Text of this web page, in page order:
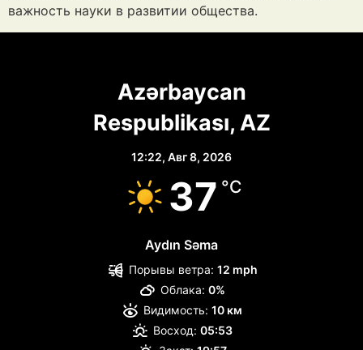
важность науки в развитии общества.
Azərbaycan
Respublikası, AZ
12:22, Авг 8, 2026
37 °C
Aydın Səma
Порывы ветра: 12 mph
Облака: 0%
Видимость: 10 км
Восход: 05:53